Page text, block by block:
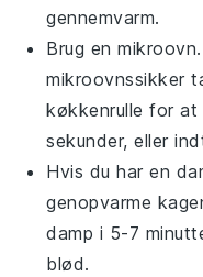
gennemvarm.
Brug enmikroovn
mikroovnssikker
køkkenrulle for at
sekunder, eller
Hvis du har en
genopvarme
damp i 5-7
blød.